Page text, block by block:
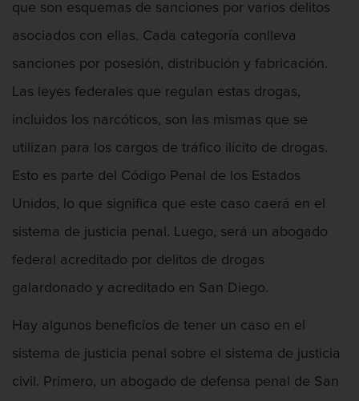
Agresión contra un agente del orden
público
Agresión que causa lesiones
corporales graves
Asalto agravado
Asalto con Arma Mortal
Asalto con químicos cáusticos
Asalto contra un Funcionario Público
Eliminación de Antecedentes Penales
Sello de Registros de Arresto
que son esquemas de sanciones por varios delitos
asociados con ellas. Cada categoría conlleva
sanciones por posesión, distribución y fabricación.
Las leyes federales que regulan estas drogas,
incluidos los narcóticos, son las mismas que se
utilizan para los cargos de tráfico ilícito de drogas.
Esto es parte del Código Penal de los Estados
Unidos, lo que significa que este caso caerá en el
sistema de justicia penal. Luego, será un abogado
federal acreditado por delitos de drogas
galardonado y acreditado en San Diego.
Hay algunos beneficios de tener un caso en el
sistema de justicia penal sobre el sistema de justicia
civil. Primero, un abogado de defensa penal de San